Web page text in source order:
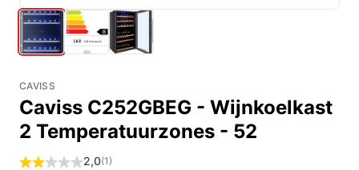
CAVISS
Caviss C252GBEG - Wijnkoelkast
2 Temperatuurzones - 52
2,0(1)